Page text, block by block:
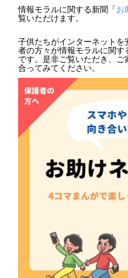
情報モラルに関する新聞「お
覧いただけます。
子供たちがインターネット
者の方々が情報モラルに関
です。是非ご覧いただき、
合ってみてください。